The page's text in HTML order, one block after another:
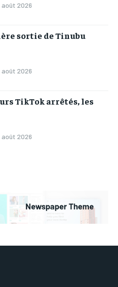
août 2026
sortie de Tinubu
août 2026
TikTok arrêtés, les
août 2026